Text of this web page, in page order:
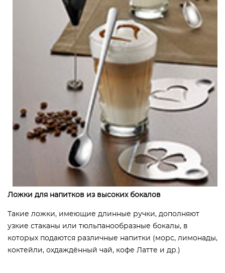
Ложки для напитков из высоких бокалов
Такие ложки, имеющие длинные ручки, дополняют
узкие стаканы или тюльпанообразные бокалы, в
которых подаются различные напитки (морс, лимонады,
коктейли, охдаждённый чай, кофе Латте и др.)